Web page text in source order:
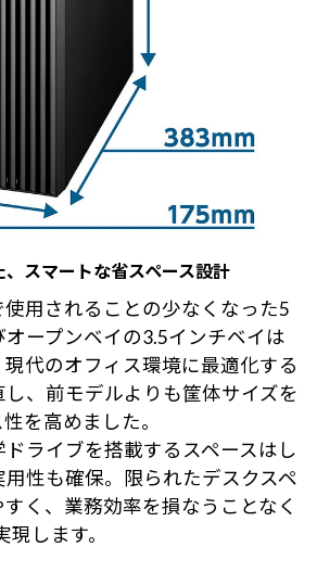
スマートな省スペース設計
使用されることの少なくなった5
ープンベイの3.5インチベイは
代のオフィス環境に最適化する
、前モデルよりも筐体サイズを
を高めました。
ライブを搭載するスペースはし
用性も確保。限られたデスクスペ
く、業務効率を損なうことなく
します。